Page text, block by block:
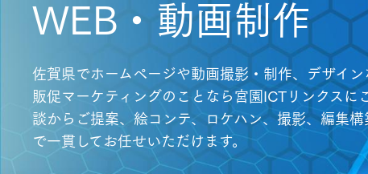
WEB・動画制作
佐賀県でホームページや動画撮影・制作、デザイン
販促マーケティングのことなら宮園ICTリンクスに
談からご提案、絵コンテ、ロケハン、撮影、編集
で一貫してお任せいただけます。